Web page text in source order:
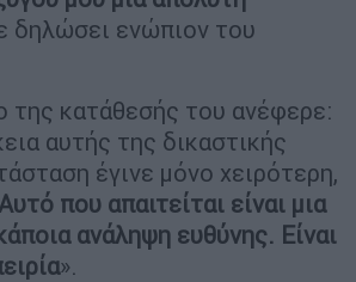
δηλώσει ενώπιον του
της κατάθεσής του ανέφερε:
αυτής της δικαστικής
έγινε μόνο χειρότερη,
Αυτό που απαιτείται είναι μια
ανάληψη ευθύνης. Είναι
».